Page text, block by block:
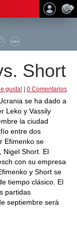
Short
gusta! 0 Comentarios
se ha dado a
Leko y Vassily
la ciudad
entre dos
Efimenko se
Nigel Short. El
con su empresa
y Short se
tiempo clásico. El
partidas
septiembre será